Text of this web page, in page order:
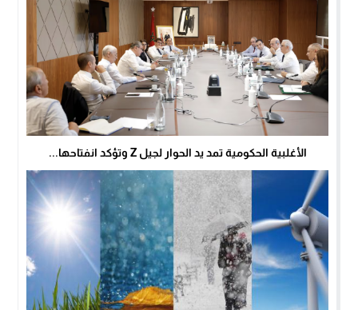
الأغلبية الحكومية تمد يد الحوار لجيل Z وتؤكد انفتاحها...